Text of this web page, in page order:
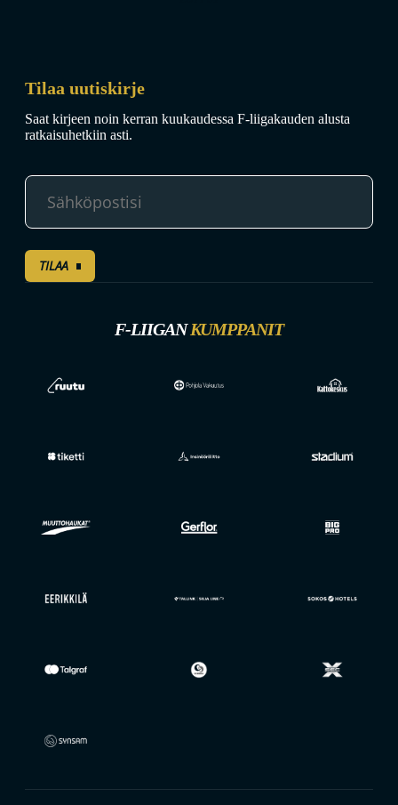
Tilaa uutiskirje
Saat kirjeen noin kerran kuukaudessa F-liigakauden alusta
ratkaisuhetkiin asti.
TILAA
F-LIIGANKUMPPANIT